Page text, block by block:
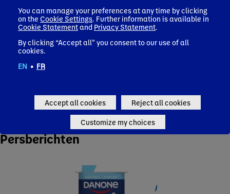
Dit omvat onder andere koemelkeiwitallergie, gastro-
intestinale ongemakken en gespecialiseerde
zuigelingenvoeding voor premature baby’s. Haps
produceert meer dan 450 verschillende producten –
waaronder de bekende merken Aptamil en Nutrilon –
voor klanten in meer dan 90 landen.
Persberichten
You can manage your preferences at any time by clicking
on the Cookie Settings. Further information is available in
Cookie Statementand Privacy Statement.
By clicking “Accept all” you consent to our use of all
cookies.
EN • FR
Accept all cookies Reject all cookies
Customize my choices